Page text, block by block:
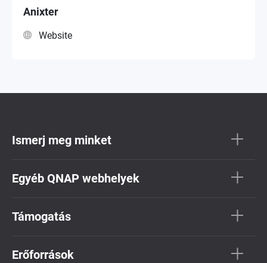
Anixter
Website
Ismerj meg minket
Egyéb QNAP webhelyek
Támogatás
Erőforrások